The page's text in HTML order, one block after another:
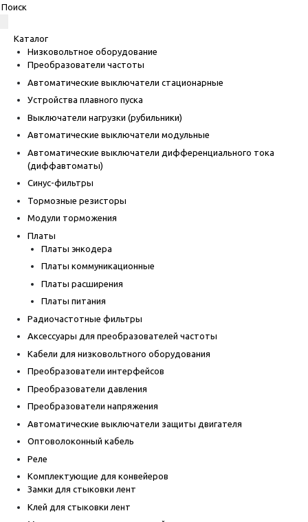
Каталог
Низковольтное оборудование
Преобразователи частоты
Автоматические выключатели стационарные
Устройства плавного пуска
Выключатели нагрузки (рубильники)
Автоматические выключатели модульные
Автоматические выключатели дифференциального тока
(диффавтоматы)
Синус-фильтры
Тормозные резисторы
Модули торможения
Платы
Платы энкодера
Платы коммуникационные
Платы расширения
Платы питания
Радиочастотные фильтры
Аксессуары для преобразователей частоты
Кабели для низковольтного оборудования
Преобразователи интерфейсов
Преобразователи давления
Преобразователи напряжения
Автоматические выключатели защиты двигателя
Оптоволоконный кабель
Реле
Комплектующие для конвейеров
Замки для стыковки лент
Клей для стыковки лент